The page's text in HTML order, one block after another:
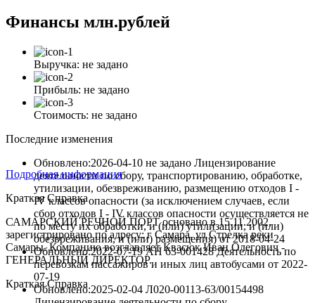
Финансы млн.рублей
Выручка: не задано
Прибыль: не задано
Стоимость: не задано
Последние изменения
Обновлено:2026-04-10 не задано Лицензирование
деятельности по сбору, транспортированию, обработке,
утилизации, обезвреживанию, размещению отходов I -
IV классов опасности (за исключением случаев, если
сбор отходов I - IV классов опасности осуществляется не
по месту их обработки, и (или) утилизации, и (или)
обезвреживания, и (или) размещения)от2018-04-24
Обновлено:2022-07-19 АН 63-001428 Деятельность по
перевозкам пассажиров и иных лиц автобусами от 2022-
07-19
Обновлено:2025-02-04 Л020-00113-63/00154498
Подробная информация
Краткая Справка
САМАРСКИЙ РЕЧНОЙ ПОРТ основано в 15.11.2002,
зарегистрировано по адресу: г Самара, ул Стрелка реки
Самары. Компанию возглавляет Квасюк Иван Олегович -
ГЕНЕРАЛЬНЫЙ ДИРЕКТОР.
Краткая Справка